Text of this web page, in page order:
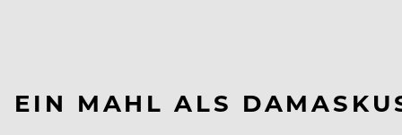
EIN MAHL ALS